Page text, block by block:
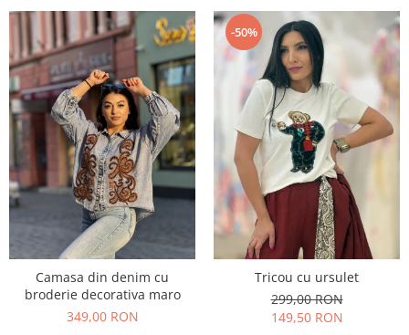
Camasa din denim cu
broderie decorativa maro
349,00 RON
-50%
Tricou cu ursulet
299,00 RON
149,50 RON